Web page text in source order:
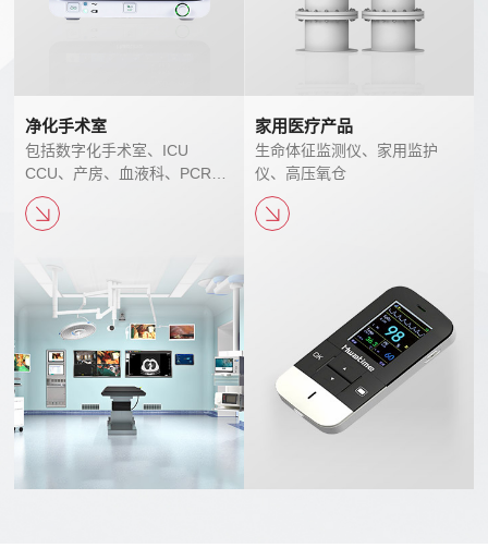
净化手术室
包括数字化手术室、ICU
CCU、产房、血液科、PCR实
验室、发热门诊、消毒供应中
心
家用医疗产品
生命体征监测仪、家用监护
仪、高压氧仓